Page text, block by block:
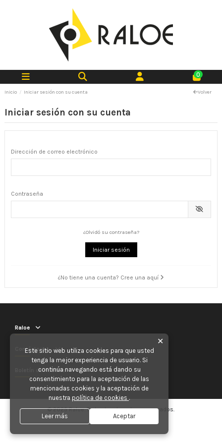
0
Inicio Iniciar sesión con su cuenta Volver
Iniciar sesión con su cuenta
Dirección de correo electrónico
Contraseña
¿Olvidó su contraseña?
Iniciar sesión
¿No tiene una cuenta? Cree una aquí
Raloe
Contáctenos
Boletín de noticias
© 2025 Raloe. Todos los derechos reservados.
✕
Este sitio web utiliza cookies para que usted
tenga la mejor experiencia de usuario. Si
continúa navegando está dando su
consentimiento para la aceptación de las
mencionadas cookies y la aceptación de
nuestra política de cookies .
Leer más Aceptar